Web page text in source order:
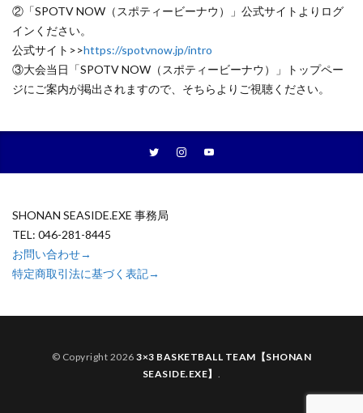
②「SPOTV NOW（スポティービーナウ）」公式サイトよりログ
インください。
公式サイト>>https://spotvnow.jp/intro
③大会当日「SPOTV NOW（スポティービーナウ）」トップペー
ジにご案内が掲出されますので、そちらよりご視聴ください。
SHONAN SEASIDE.EXE 事務局
TEL: 046-281-8445
お問い合わせ→
特定商取引法に基づく表記→
© Copyright 20263×3 BASKETBALL TEAM【SHONAN
SEASIDE.EXE】 .